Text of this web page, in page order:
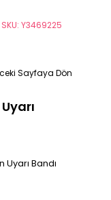
Y3469225
Sayfaya Dön
Uyarı Bandı